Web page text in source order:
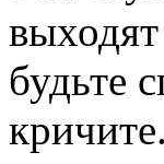
будьте
кричите.